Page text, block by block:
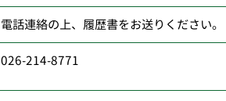
電話連絡の上、履歴書をお送りください。
026-214-8771